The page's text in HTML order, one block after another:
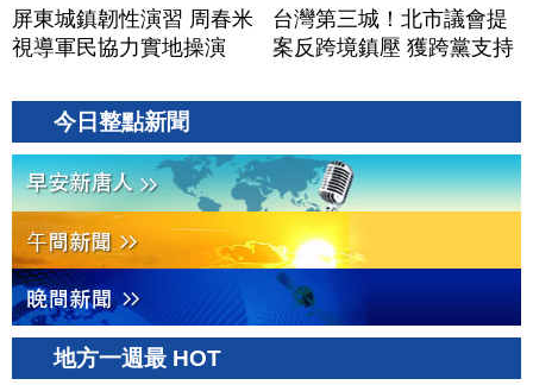
屏東城鎮韌性演習 周春米
視導軍民協力實地操演
台灣第三城！北市議會提
案反跨境鎮壓 獲跨黨支持
今日整點新聞
地方一週最 HOT